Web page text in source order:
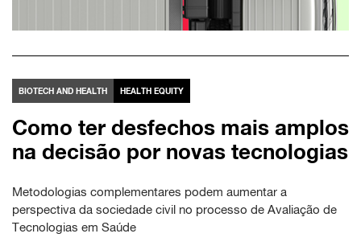
BIOTECH AND HEALTH HEALTH EQUITY
Como ter desfechos mais amplos
na decisão por novas tecnologias
Metodologias complementares podem aumentar a
perspectiva da sociedade civil no processo de Avaliação de
Tecnologias em Saúde